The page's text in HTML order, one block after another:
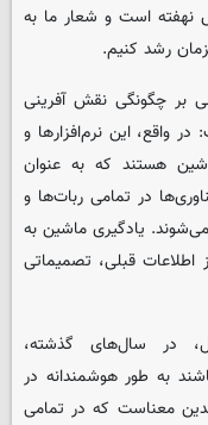
نهفته است و شعار ما به
رشد کنیم.
بر چگونگی نقش آفرینی
واقع، این نرم‌افزارها و
هستند که به عنوان
در تمامی ربات‌ها و
یادگیری ماشین به
اطلاعات قبلی، تصمیماتی
در سال‌های گذشته،
به طور هوشمندانه در
معناست که در تمامی